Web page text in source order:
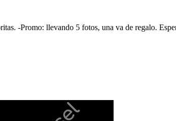
-Promo: llevando 5 fotos, una va de regalo.